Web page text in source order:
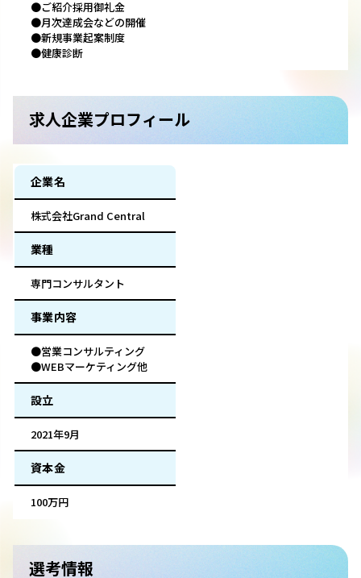
●ご紹介採用御礼金
●月次達成会などの開催
●新規事業起案制度
●健康診断
求人企業プロフィール
企業名
株式会社Grand Central
業種
専門コンサルタント
事業内容
●営業コンサルティング
●WEBマーケティング他
設立
2021年9月
資本金
100万円
選考情報